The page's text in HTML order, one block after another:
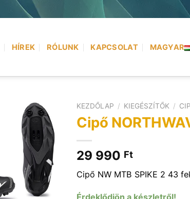
HÍREK RÓLUNK KAPCSOLAT MAGYAR
KEZDŐLAP / KIEGÉSZÍTŐK /
Cipő
29 990 Ft
Cipő NW MTB SPIKE 2 43